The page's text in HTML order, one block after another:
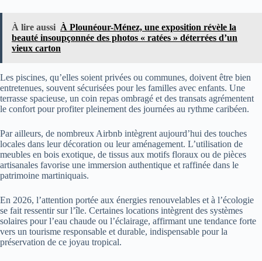
À lire aussi À Plounéour-Ménez, une exposition révèle la
beauté insoupçonnée des photos « ratées » déterrées d’un
vieux carton
Les piscines, qu’elles soient privées ou communes, doivent être bien
entretenues, souvent sécurisées pour les familles avec enfants. Une
terrasse spacieuse, un coin repas ombragé et des transats agrémentent
le confort pour profiter pleinement des journées au rythme caribéen.
Par ailleurs, de nombreux Airbnb intègrent aujourd’hui des touches
locales dans leur décoration ou leur aménagement. L’utilisation de
meubles en bois exotique, de tissus aux motifs floraux ou de pièces
artisanales favorise une immersion authentique et raffinée dans le
patrimoine martiniquais.
En 2026, l’attention portée aux énergies renouvelables et à l’écologie
se fait ressentir sur l’île. Certaines locations intègrent des systèmes
solaires pour l’eau chaude ou l’éclairage, affirmant une tendance forte
vers un tourisme responsable et durable, indispensable pour la
préservation de ce joyau tropical.